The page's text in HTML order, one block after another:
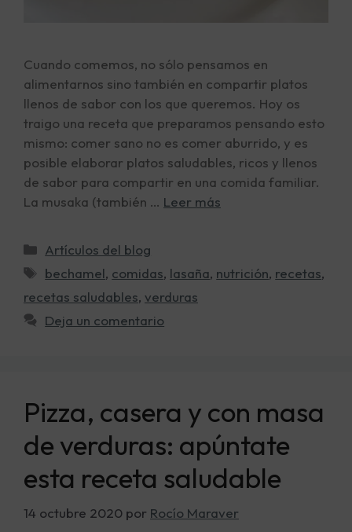
Cuando comemos, no sólo pensamos en
alimentarnos sino también en compartir platos
llenos de sabor con los que queremos. Hoy os
traigo una receta que preparamos pensando esto
mismo: comer sano no es comer aburrido, y es
posible elaborar platos saludables, ricos y llenos
de sabor para compartir en una comida familiar.
La musaka (también … Leer más
Artículos del blog
bechamel, comidas, lasaña, nutrición, recetas,
recetas saludables, verduras
Deja un comentario
Pizza, casera y con masa
de verduras: apúntate
esta receta saludable
14 octubre 2020 por Rocío Maraver